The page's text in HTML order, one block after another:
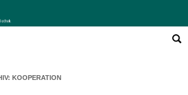
nach:
KOOPERATION